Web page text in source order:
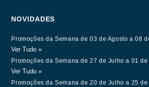
NOVIDADES
Promoções da Semana de 03 de Agosto a 08
Ver Tudo »
Promoções da Semana de 27 de Julho a 01
Ver Tudo »
Promoções da Semana de 20 de Julho a 25